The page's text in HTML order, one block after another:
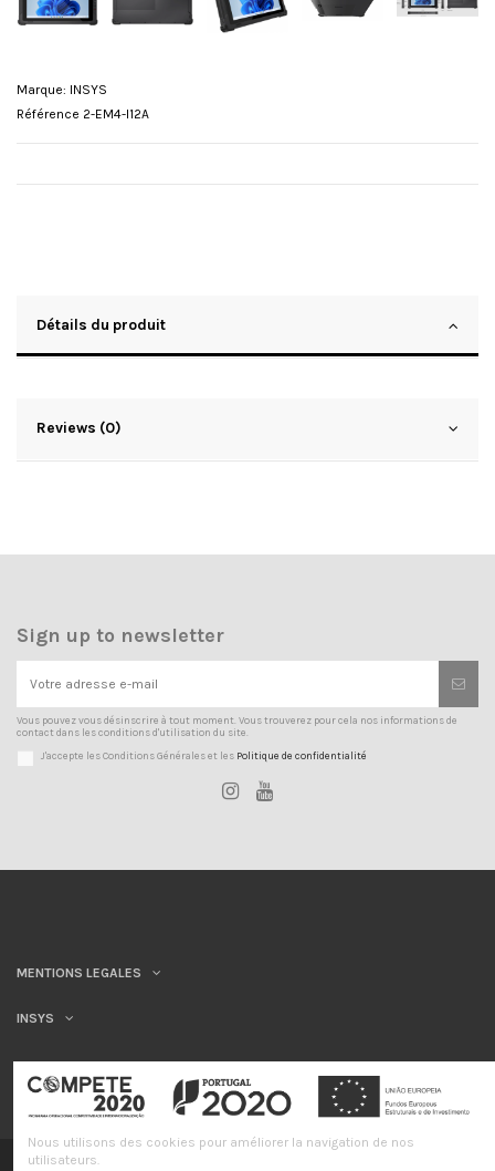
Marque: INSYS
Référence 2-EM4-I12A
Détails du produit
Reviews (0)
Sign up to newsletter
Vous pouvez vous désinscrire à tout moment. Vous trouverez pour cela nos informations de
contact dans les conditions d'utilisation du site.
J'accepte les Conditions Générales et les Politique de confidentialité
MENTIONS LEGALES
INSYS
©INSYS/21
Nous utilisons des cookies pour améliorer la navigation de nos
utilisateurs.